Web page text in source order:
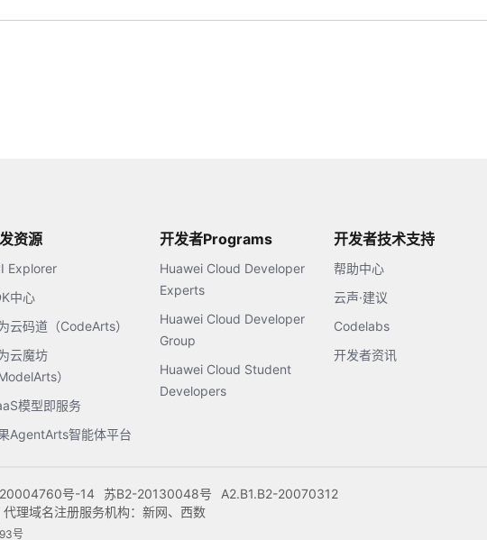
资源
Explorer
中心
云码道（CodeArts）
云魔坊
ModelArts）
模型即服务
AgentArts智能体平台
开发者Programs
Huawei Cloud Developer
Experts
Huawei Cloud Developer
Group
Huawei Cloud Student
Developers
开发者技术支持
帮助中心
云声·建议
Codelabs
开发者资讯
号-14 苏B2-20130048号
A2.B1.B2-20070312
理域名注册服务机构：新网、西数
号